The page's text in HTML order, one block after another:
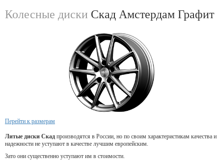
Колесные диски Скад Амстердам Графит
Перейти к размерам
Литые диски Скад производятся в России, но по своим характеристикам качества и
надежности не уступают в качестве лучшим европейским.
Зато они существенно уступают им в стоимости.